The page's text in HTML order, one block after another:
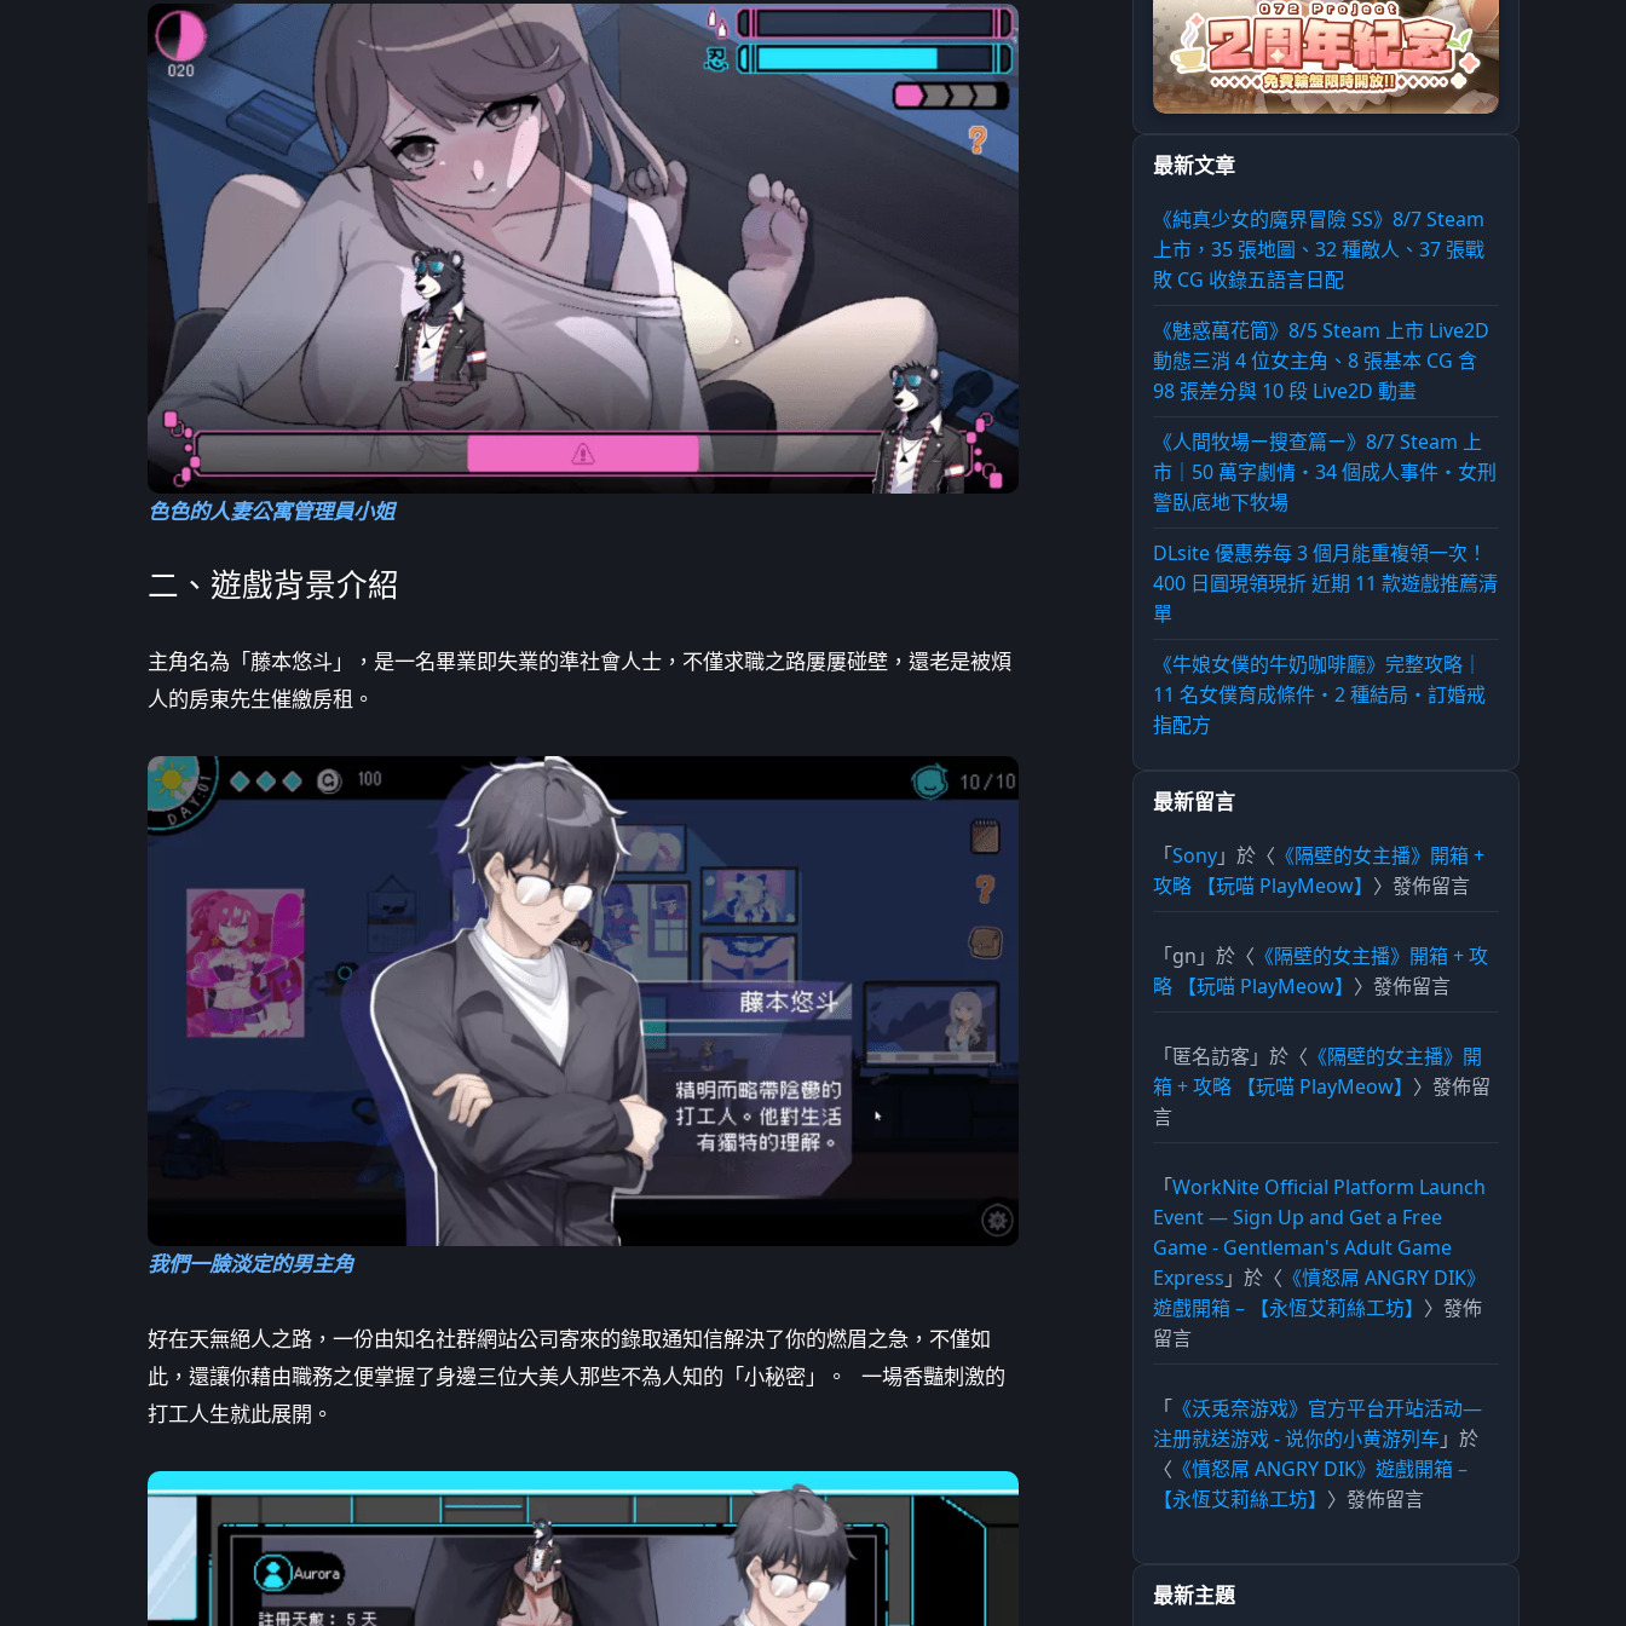
色色的人妻公寓管理員小姐
二、遊戲背景介紹
主角名為「藤本悠斗」，是一名畢業即失業的準社會人士，不僅求職之路屢屢碰壁，還老是被煩
人的房東先生催繳房租。
我們一臉淡定的男主角
好在天無絕人之路，一份由知名社群網站公司寄來的錄取通知信解決了你的燃眉之急，不僅如
此，還讓你藉由職務之便掌握了身邊三位大美人那些不為人知的「小秘密」。
一場香豔刺激的
打工人生就此展開。
最新文章
《純真少女的魔界冒險 SS》8/7 Steam
上市，35 張地圖、32 種敵人、37 張戰
敗 CG 收錄五語言日配
《魅惑萬花筒》8/5 Steam 上市 Live2D
動態三消 4 位女主角、8 張基本 CG 含
98 張差分與 10 段 Live2D 動畫
《人間牧場ー搜查篇ー》8/7 Steam 上
市｜50 萬字劇情・34 個成人事件・女刑
警臥底地下牧場
DLsite 優惠券每 3 個月能重複領一次！
400 日圓現領現折 近期 11 款遊戲推薦清
單
《牛娘女僕的牛奶咖啡廳》完整攻略｜
11 名女僕育成條件・2 種結局・訂婚戒
指配方
最新留言
「Sony」於〈 《隔壁的女主播》開箱 +
攻略 【玩喵 PlayMeow】 〉發佈留言
「gn 」於〈 《隔壁的女主播》開箱 + 攻
略 【玩喵 PlayMeow】 〉發佈留言
「匿名訪客」於〈 《隔壁的女主播》開
箱 + 攻略 【玩喵 PlayMeow】 〉發佈留
言
「WorkNite Official Platform Launch
Event — Sign Up and Get a Free
Game - Gentleman's Adult Game
Express 」於〈 《憤怒屌 ANGRY DIK》
遊戲開箱 – 【永恆艾莉絲工坊】 〉發佈
留言
「 《沃兎奈游戏》官方平台开站活动—
注册就送游戏 - 说你的小黄游列车 」於
〈 《憤怒屌 ANGRY DIK》遊戲開箱 –
【永恆艾莉絲工坊】 〉發佈留言
最新主題